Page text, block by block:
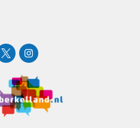
I
n
s
t
a
g
r
a